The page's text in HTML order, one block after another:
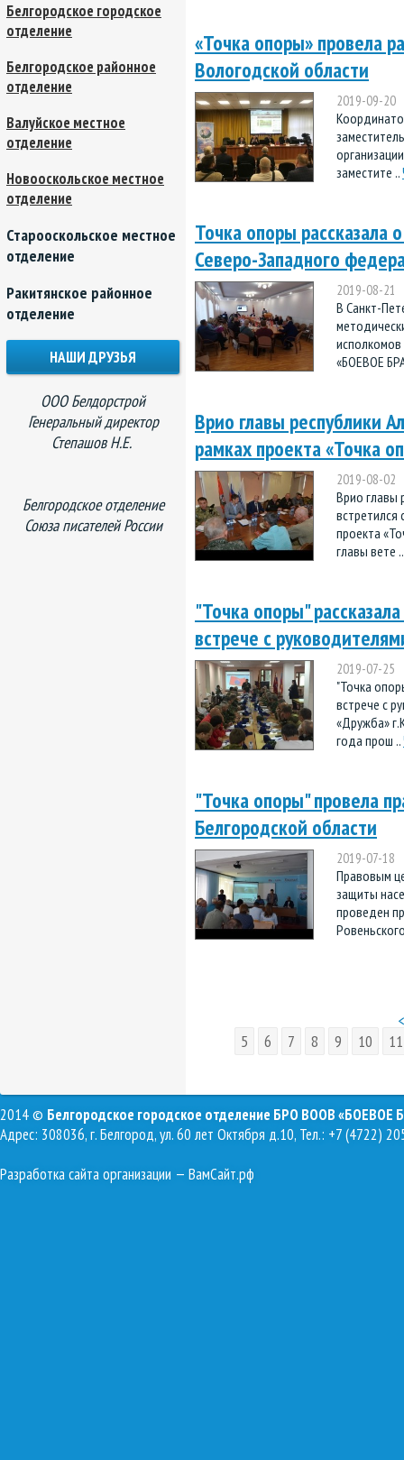
«Точка опоры» провела
Вологодской области
2019-09-20
заместите ..
Точка опоры рассказала
Северо-Западного
2019-08-21
В Санкт-
исполкомов
«БОЕВОЕ
Врио главы республики
рамках проекта «Точка
2019-08-02
Врио главы
встретился
проекта
главы вете
"Точка опоры"
встрече с
2019-07-25
"Точка
встрече с
«Дружба»
года прош ..
"Точка опоры" провела
Белгородской области
2019-07-18
Правовым
защиты
проведен
<
5
6 7 8 9 10 11
Белгородское городское
отделение
Белгородское районное
отделение
Валуйское местное
отделение
Новооскольское местное
отделение
Старооскольское местное
отделение
Ракитянское районное
отделение
НАШИ ДРУЗЬЯ
ООО Белдорстрой
Генеральный директор
Степашов Н.Е.
Белгородское отделение
Союза писателей России
2014 © Белгородское городское отделение БРО ВООВ «БОЕВОЕ
Адрес: 308036, г. Белгород, ул. 60 лет Октября д.10, Тел.: +7 (4722)
Разработка сайта организации — ВамСайт.рф